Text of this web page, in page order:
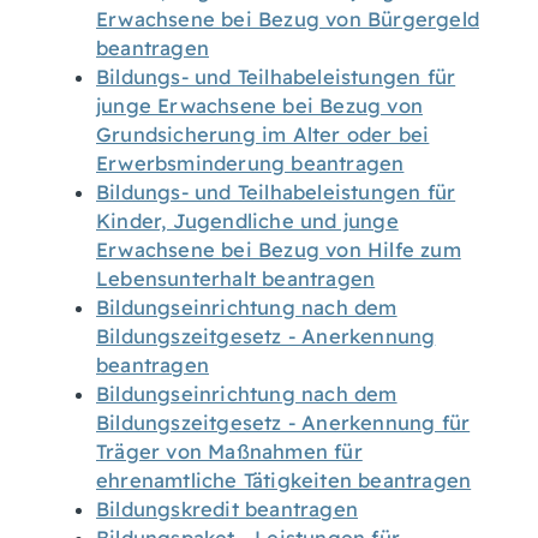
Erwachsene bei Bezug von Bürgergeld
beantragen
Bildungs- und Teilhabeleistungen für
junge Erwachsene bei Bezug von
Grundsicherung im Alter oder bei
Erwerbsminderung beantragen
Bildungs- und Teilhabeleistungen für
Kinder, Jugendliche und junge
Erwachsene bei Bezug von Hilfe zum
Lebensunterhalt beantragen
Bildungseinrichtung nach dem
Bildungszeitgesetz - Anerkennung
beantragen
Bildungseinrichtung nach dem
Bildungszeitgesetz - Anerkennung für
Träger von Maßnahmen für
ehrenamtliche Tätigkeiten beantragen
Bildungskredit beantragen